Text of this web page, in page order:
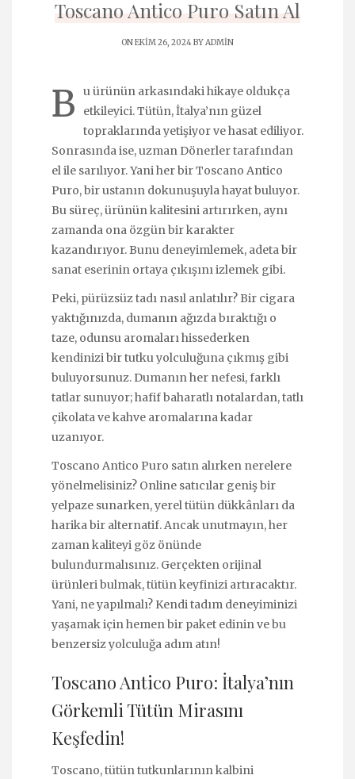
Toscano Antico Puro Satın Al
ON EKIM 26, 2024 BYADMIN
B
u ürünün arkasındaki hikaye oldukça
etkileyici. Tütün, İtalya’nın güzel
topraklarında yetişiyor ve hasat ediliyor.
Sonrasında ise, uzman Dönerler tarafından
el ile sarılıyor. Yani her bir Toscano Antico
Puro, bir ustanın dokunuşuyla hayat buluyor.
Bu süreç, ürünün kalitesini artırırken, aynı
zamanda ona özgün bir karakter
kazandırıyor. Bunu deneyimlemek, adeta bir
sanat eserinin ortaya çıkışını izlemek gibi.
Peki, pürüzsüz tadı nasıl anlatılır? Bir cigara
yaktığınızda, dumanın ağızda bıraktığı o
taze, odunsu aromaları hissederken
kendinizi bir tutku yolculuğuna çıkmış gibi
buluyorsunuz. Dumanın her nefesi, farklı
tatlar sunuyor; hafif baharatlı notalardan, tatlı
çikolata ve kahve aromalarına kadar
uzanıyor.
Toscano Antico Puro satın alırken nerelere
yönelmelisiniz? Online satıcılar geniş bir
yelpaze sunarken, yerel tütün dükkânları da
harika bir alternatif. Ancak unutmayın, her
zaman kaliteyi göz önünde
bulundurmalısınız. Gerçekten orijinal
ürünleri bulmak, tütün keyfinizi artıracaktır.
Yani, ne yapılmalı? Kendi tadım deneyiminizi
yaşamak için hemen bir paket edinin ve bu
benzersiz yolculuğa adım atın!
Toscano Antico Puro: İtalya’nın
Görkemli Tütün Mirasını
Keşfedin!
Toscano, tütün tutkunlarının kalbini